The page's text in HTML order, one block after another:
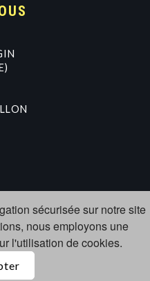
IN
)
LLON
sécurisée sur notre site
nous employons une
l'utilisation de cookies.